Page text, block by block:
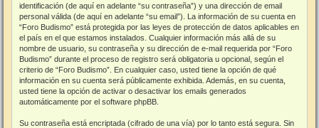
identificación (de aquí en adelante “su contraseña”) y una dirección de email
personal válida (de aquí en adelante “su email”). La información de su cuenta en
“Foro Budismo” está protegida por las leyes de protección de datos aplicables en
el país en el que estamos instalados. Cualquier información más allá de su
nombre de usuario, su contraseña y su dirección de e-mail requerida por “Foro
Budismo” durante el proceso de registro será obligatoria u opcional, según el
criterio de “Foro Budismo”. En cualquier caso, usted tiene la opción de qué
información en su cuenta será públicamente exhibida. Además, en su cuenta,
usted tiene la opción de activar o desactivar los emails generados
automáticamente por el software phpBB.
Su contraseña está encriptada (cifrado de una vía) por lo tanto está segura. Sin